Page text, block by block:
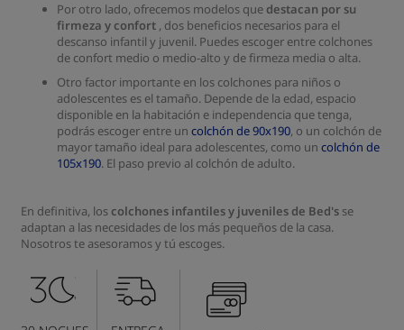
Por otro lado, ofrecemos modelos que destacan por su
firmeza y confort, dos beneficios necesarios para el
descanso infantil y juvenil. Puedes escoger entre colchones
de confort medio o medio-alto y de firmeza media o alta.
Otro factor importante en los colchones para niños o
adolescentes es el tamaño. Depende de la edad, espacio
disponible en la habitación e independencia que tenga,
podrás escoger entre un colchón de 90x190, o un colchón de
mayor tamaño ideal para adolescentes, como un colchón de
105x190. El paso previo al colchón de adulto.
En definitiva, loscolchones infantiles y juveniles de Bed'sse
adaptan a las necesidades de los más pequeños de la casa.
Nosotros te asesoramos y tú escoges.